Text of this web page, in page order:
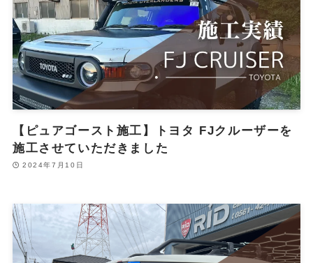
【ピュアゴースト施工】トヨタ FJクルーザーを
施工させていただきました
2024年7月10日